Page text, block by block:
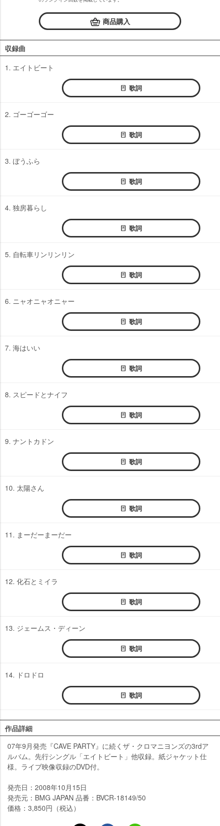
商品購入
収録曲
1. エイトビート
歌詞
2. ゴーゴーゴー
歌詞
3. ぼうふら
歌詞
4. 独房暮らし
歌詞
5. 自転車リンリンリン
歌詞
6. ニャオニャオニャー
歌詞
7. 海はいい
歌詞
8. スピードとナイフ
歌詞
9. ナントカドン
歌詞
10. 太陽さん
歌詞
11. まーだーまーだー
歌詞
12. 化石とミイラ
歌詞
13. ジェームス・ディーン
歌詞
14. ドロドロ
歌詞
作品詳細
07年9月発売『CAVE PARTY』に続くザ・クロマニヨンズの3rdア
ルバム。先行シングル「エイトビート」他収録。紙ジャケット仕
様。ライブ映像収録のDVD付。
発売日：2008年10月15日
発売元：BMG JAPAN 品番：BVCR-18149/50
価格：3,850円（税込）